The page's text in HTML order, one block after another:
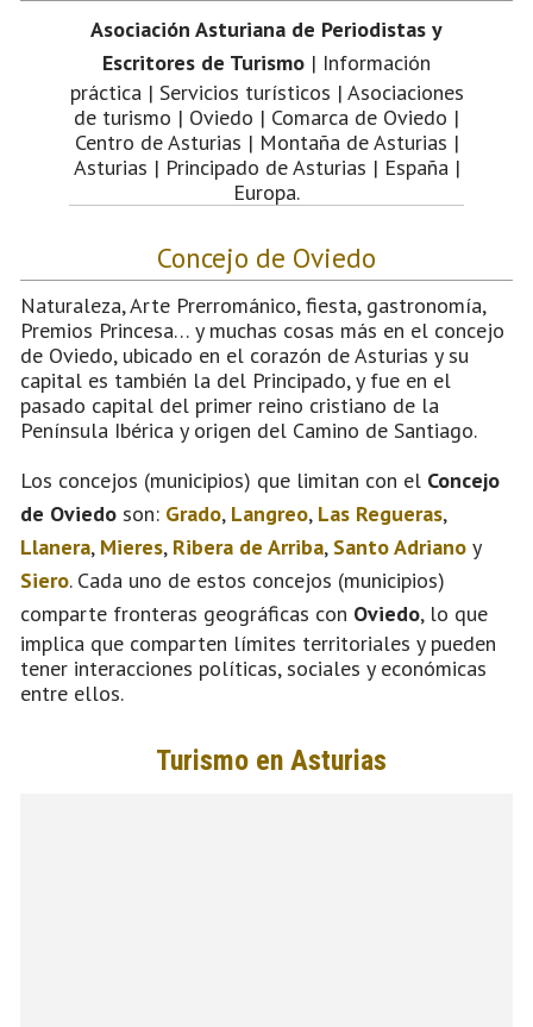
Asociación Asturiana de Periodistas y
Escritores de Turismo | Información
práctica | Servicios turísticos | Asociaciones
de turismo | Oviedo | Comarca de Oviedo |
Centro de Asturias | Montaña de Asturias |
Asturias | Principado de Asturias | España |
Europa.
Concejo de Oviedo
Naturaleza, Arte Prerrománico, fiesta, gastronomía,
Premios Princesa… y muchas cosas más en el concejo
de Oviedo, ubicado en el corazón de Asturias y su
capital es también la del Principado, y fue en el
pasado capital del primer reino cristiano de la
Península Ibérica y origen del Camino de Santiago.
Los concejos (municipios) que limitan con el Concejo
de Oviedo son: Grado, Langreo, Las Regueras,
Llanera, Mieres, Ribera de Arriba, Santo Adriano y
Siero. Cada uno de estos concejos (municipios)
comparte fronteras geográficas con Oviedo, lo que
implica que comparten límites territoriales y pueden
tener interacciones políticas, sociales y económicas
entre ellos.